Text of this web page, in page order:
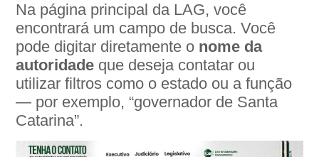
Na página principal da LAG, você
encontrará um campo de busca. Você
pode digitar diretamente o nome da
autoridade que deseja contatar ou
utilizar filtros como o estado ou a função
— por exemplo, “governador de Santa
Catarina”.